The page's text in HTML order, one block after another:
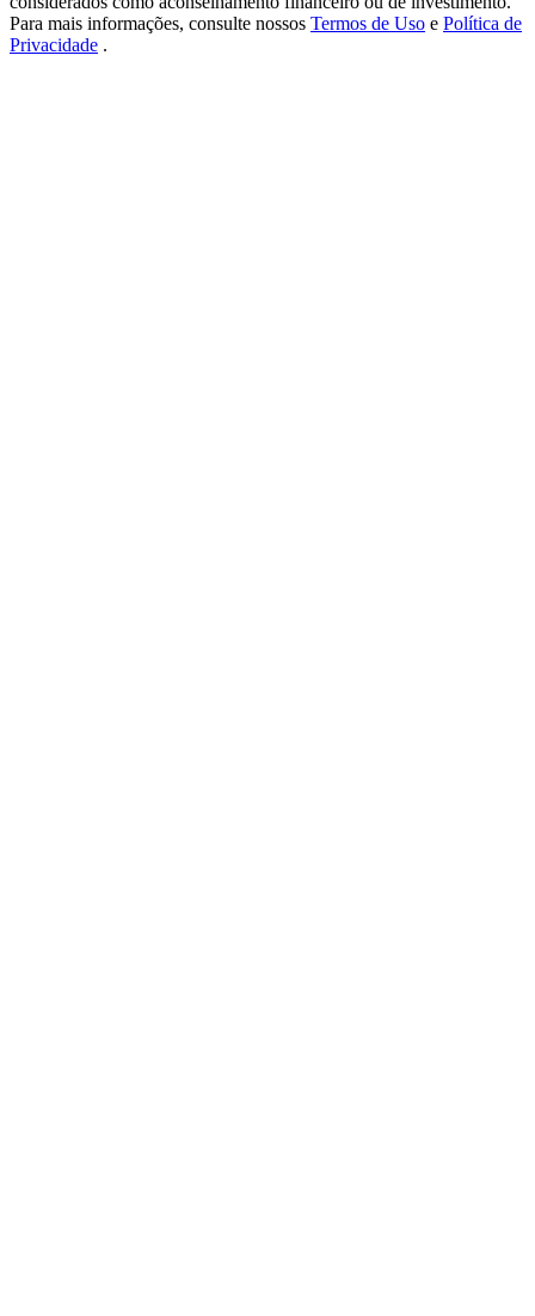
Para mais informações, consulte nossos Termos de Uso e Política de
Privacidade .